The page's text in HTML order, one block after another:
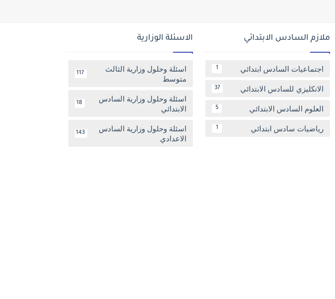
ملازم السادس الابتدائي
اجتماعيات السادس ابتدائي 1
الانكليزي للسادس الابتدائي 37
العلوم السادس الابتدائي 5
رياضيات سادس ابتدائي 1
الاسئلة الوزارية
اسئلة وحلول وزارية الثالث
متوسط
117
اسئلة وحلول وزارية السادس
الابتدائي
18
اسئلة وحلول وزارية السادس
الاعدادي
143